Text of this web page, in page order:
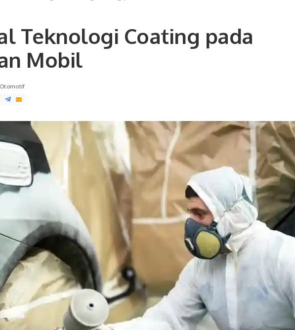
Teknologi Coating pada
Mobil
Otomotif